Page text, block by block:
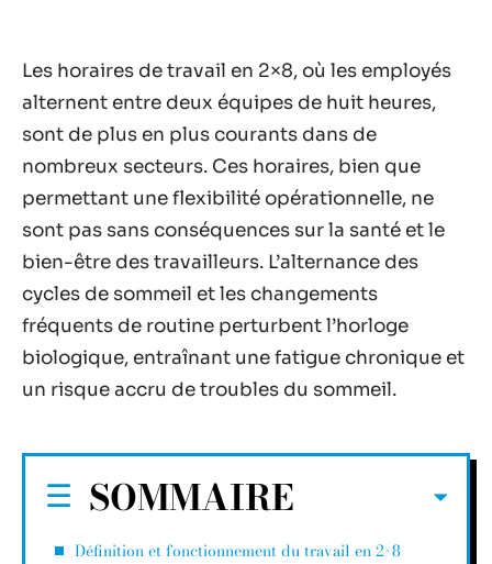
Les horaires de travail en 2×8, où les employés
alternent entre deux équipes de huit heures,
sont de plus en plus courants dans de
nombreux secteurs. Ces horaires, bien que
permettant une flexibilité opérationnelle, ne
sont pas sans conséquences sur la santé et le
bien-être des travailleurs. L’alternance des
cycles de sommeil et les changements
fréquents de routine perturbent l’horloge
biologique, entraînant une fatigue chronique et
un risque accru de troubles du sommeil.
SOMMAIRE
Définition et fonctionnement du travail en 2×8